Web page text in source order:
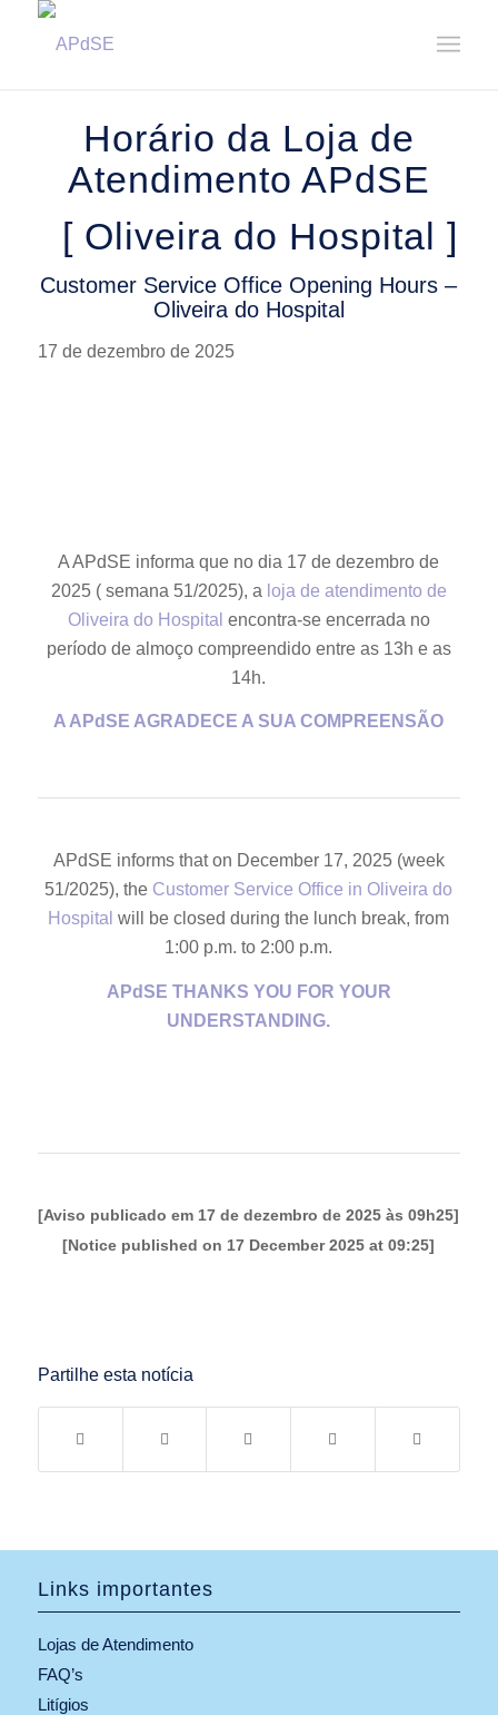
Horário da Loja de Atendimento – Oliveira do Hospital || Customer ...
Horário da Loja de
Atendimento APdSE
[ Oliveira do Hospital ]
Customer Service Office Opening Hours –
Oliveira do Hospital
17 de dezembro de 2025
A APdSE informa que no dia 17 de dezembro de
2025 ( semana 51/2025), a loja de atendimento de
Oliveira do Hospital encontra-se encerrada no
período de almoço compreendido entre as 13h e as
14h.
A APdSE AGRADECE A SUA COMPREENSÃO
APdSE informs that on December 17, 2025 (week
51/2025), the Customer Service Office in Oliveira do
Hospital will be closed during the lunch break, from
1:00 p.m. to 2:00 p.m.
APdSE THANKS YOU FOR YOUR
UNDERSTANDING.
[Aviso publicado em 17 de dezembro de 2025 às 09h25]
[Notice published on 17 December 2025 at 09:25]
Partilhe esta notícia
Links importantes
Lojas de Atendimento
FAQ’s
Litígios